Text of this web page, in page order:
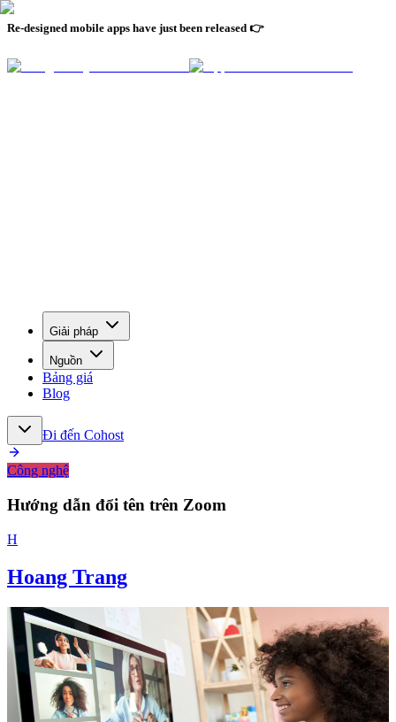
Re-designed mobile apps have just been released 👉
Giải pháp
Nguồn
Bảng giá
Blog
Đi đến Cohost
Công nghệ
Hướng dẫn đổi tên trên Zoom
H
Hoang Trang